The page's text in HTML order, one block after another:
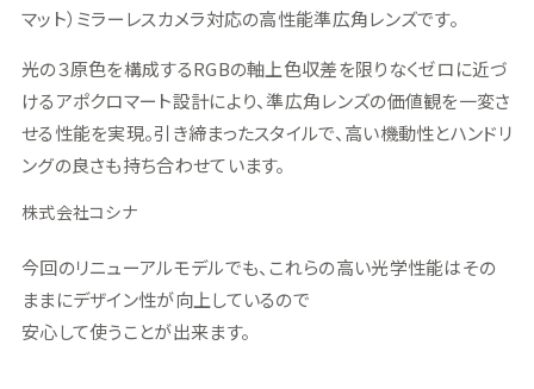
マット）ミラーレスカメラ対応の高性能準広角レンズです。
光の３原色を構成するRGBの軸上色収差を限りなくゼロに近づ
けるアポクロマート設計により、準広角レンズの価値観を一変さ
せる性能を実現。引き締まったスタイルで、高い機動性とハンドリ
ングの良さも持ち合わせています。
株式会社コシナ
今回のリニューアルモデルでも、これらの高い光学性能はその
ままにデザイン性が向上しているので
安心して使うことが出来ます。